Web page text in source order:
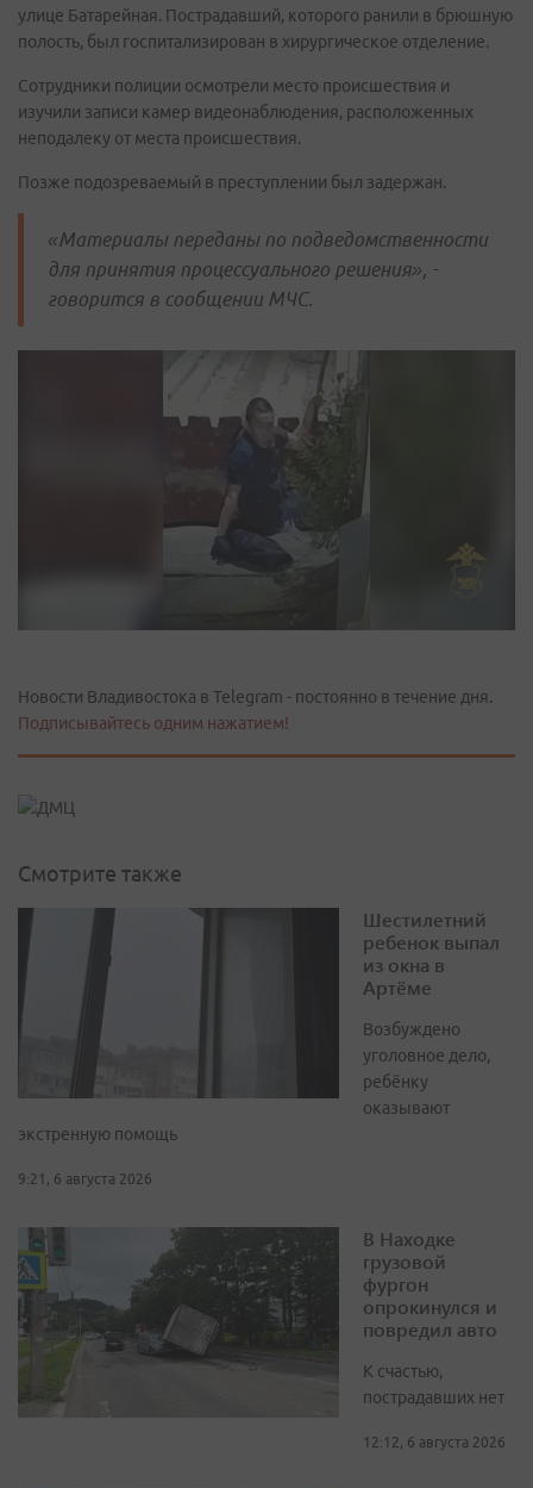
улице Батарейная. Пострадавший, которого ранили в брюшную
полость, был госпитализирован в хирургическое отделение.
Сотрудники полиции осмотрели место происшествия и
изучили записи камер видеонаблюдения, расположенных
неподалеку от места происшествия.
Позже подозреваемый в преступлении был задержан.
«Материалы переданы по подведомственности
для принятия процессуального решения», -
говорится в сообщении МЧС.
Новости Владивостока в Telegram - постоянно в течение дня.
Подписывайтесь одним нажатием!
Смотрите также
Шестилетний
ребенок выпал
из окна в
Артёме
Возбуждено
уголовное дело,
ребёнку
оказывают
экстренную помощь
9:21, 6 августа 2026
В Находке
грузовой
фургон
опрокинулся и
повредил авто
К счастью,
пострадавших нет
12:12, 6 августа 2026